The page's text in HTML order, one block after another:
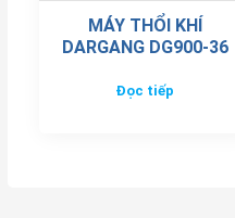
MÁY THỔI KHÍ
DARGANG DG900-36
Đọc tiếp